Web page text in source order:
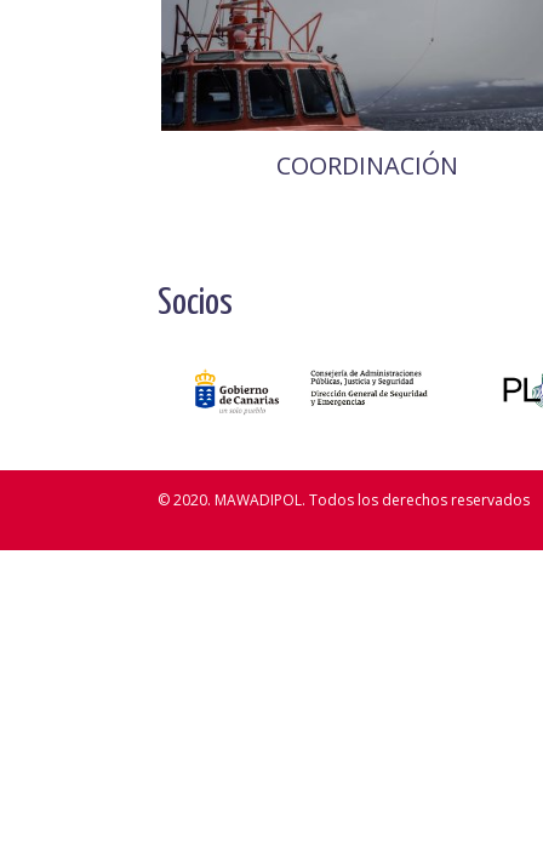
COORDINACIÓN
Socios
© 2020. MAWADIPOL. Todos los derechos reservados